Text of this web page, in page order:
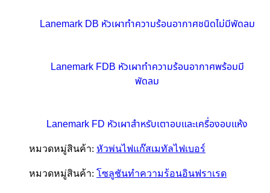
Lanemark DB หัวเผาทำความร้อนอากาศชนิดไม่มีพัดลม
Lanemark FDB หัวเผาทำความร้อนอากาศพร้อมมี
พัดลม
Lanemark FD หัวเผาสำหรับเตาอบและเครื่องอบแห้ง
หมวดหมู่สินค้า: หัวพ่นไฟแก๊สเมทัลไฟเบอร์
หมวดหมู่สินค้า: โซลูชันทำความร้อนอินฟราเรด